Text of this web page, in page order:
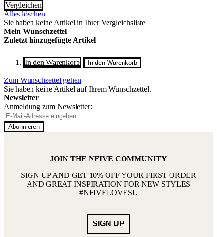
Vergleichen
Alles löschen
Sie haben keine Artikel in Ihrer Vergleichsliste
Mein Wunschzettel
Zuletzt hinzugefügte Artikel
In den Warenkorb In den Warenkorb
Zum Wunschzettel gehen
Sie haben keine Artikel auf Ihrem Wunschzettel.
Newsletter
Anmeldung zum Newsletter:
Abonnieren
JOIN THE NFIVE COMMUNITY
SIGN UP AND GET 10% OFF YOUR FIRST ORDER
AND GREAT INSPIRATION FOR NEW STYLES
#NFIVELOVESU